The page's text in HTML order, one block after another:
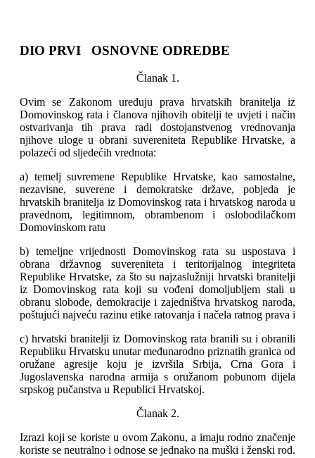
DIO PRVI OSNOVNE ODREDBE
Članak 1.
Ovim se Zakonom uređuju prava hrvatskih branitelja iz
Domovinskog rata i članova njihovih obitelji te uvjeti i način
ostvarivanja tih prava radi dostojanstvenog vrednovanja
njihove uloge u obrani suvereniteta Republike Hrvatske, a
polazeći od sljedećih vrednota:
a) temelj suvremene Republike Hrvatske, kao samostalne,
nezavisne, suverene i demokratske države, pobjeda je
hrvatskih branitelja iz Domovinskog rata i hrvatskog naroda u
pravednom, legitimnom, obrambenom i oslobodilačkom
Domovinskom ratu
b) temeljne vrijednosti Domovinskog rata su uspostava i
obrana državnog suvereniteta i teritorijalnog integriteta
Republike Hrvatske, za što su najzaslužniji hrvatski branitelji
iz Domovinskog rata koji su vođeni domoljubljem stali u
obranu slobode, demokracije i zajedništva hrvatskog naroda,
poštujući najveću razinu etike ratovanja i načela ratnog prava i
c) hrvatski branitelji iz Domovinskog rata branili su i obranili
Republiku Hrvatsku unutar međunarodno priznatih granica od
oružane agresije koju je izvršila Srbija, Crna Gora i
Jugoslavenska narodna armija s oružanom pobunom dijela
srpskog pučanstva u Republici Hrvatskoj.
Članak 2.
Izrazi koji se koriste u ovom Zakonu, a imaju rodno značenje
koriste se neutralno i odnose se jednako na muški i ženski rod.